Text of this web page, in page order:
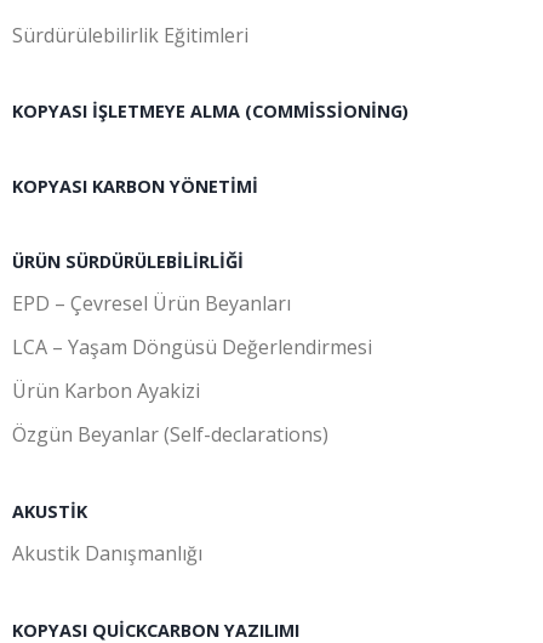
Sürdürülebilirlik Eğitimleri
KOPYASI İŞLETMEYE ALMA (COMMISSIONING)
KOPYASI KARBON YÖNETIMI
ÜRÜN SÜRDÜRÜLEBILIRLIĞI
EPD – Çevresel Ürün Beyanları
LCA – Yaşam Döngüsü Değerlendirmesi
Ürün Karbon Ayakizi
Özgün Beyanlar (Self-declarations)
AKUSTIK
Akustik Danışmanlığı
KOPYASI QUICKCARBON YAZILIMI